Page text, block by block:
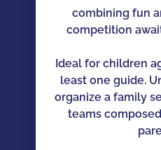
combining fun
competition
Ideal for children
least one guide.
organize a family
teams